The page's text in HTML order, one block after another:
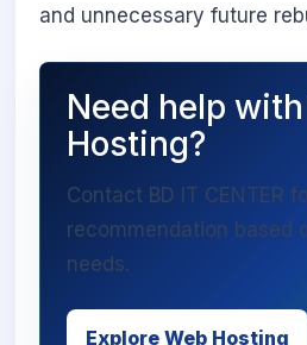
and unnecessary future
Need help
Hosting?
Contact BD IT CENTER
recommendation based
needs.
Explore Web Hosting